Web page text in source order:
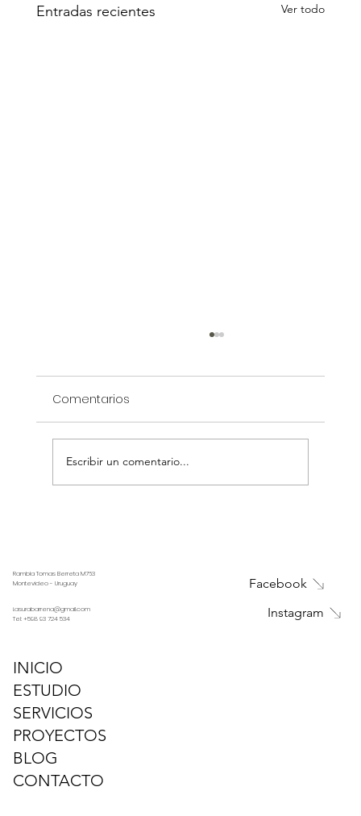
Entradas recientes Ver todo
Comentarios
Escribir un comentario...
i.asurabarrena@gmail.com
Tel:+598 93 724 534
Rambla Tomas Berreta M763
Montevideo - Uruguay
INICIO
ESTUDIO
SERVICIOS
PROYECTOS
BLOG
CONTACTO
Facebook
Instagram